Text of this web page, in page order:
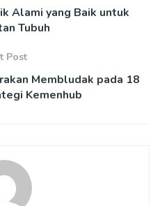
Alami yang Baik untuk
Tubuh
Post
Membludak pada 18
Kemenhub